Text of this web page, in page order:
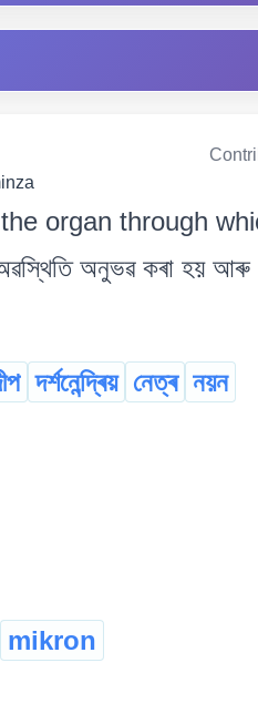
the organ through
অনুভৱ কৰা হয় আৰু
দৰ্শনেন্দ্ৰিয় নেত্ৰ নয়ন
mikron